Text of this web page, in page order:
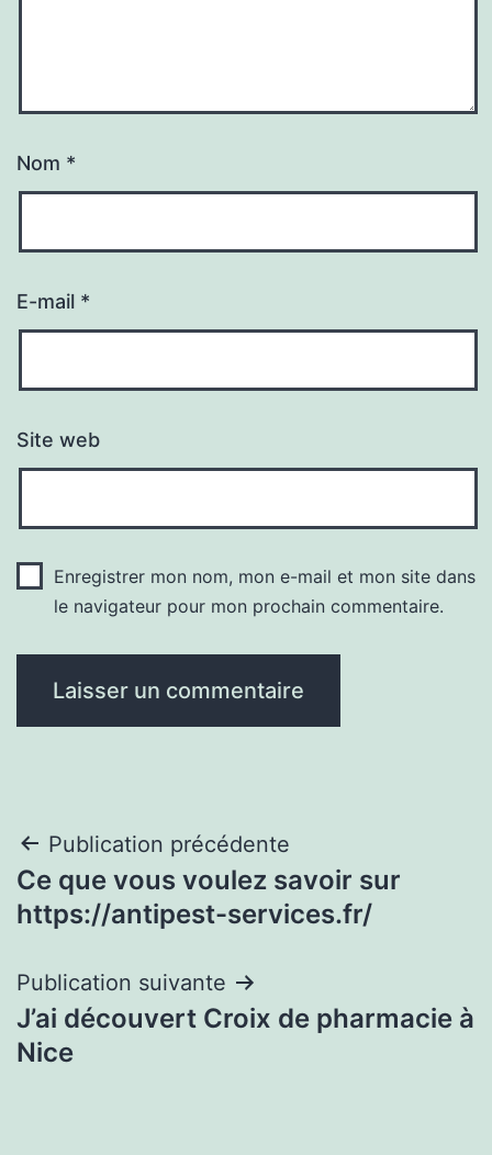
Nom *
E-mail *
Site web
Enregistrer mon nom, mon e-mail et mon site dans
le navigateur pour mon prochain commentaire.
Navigation
de
Publication précédente
Ce que vous voulez savoir sur
https://antipest-services.fr/
Publication suivante
J’ai découvert Croix de pharmacie à
Nice